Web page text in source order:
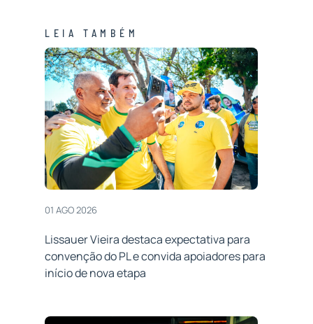
LEIA TAMBÉM
01 AGO 2026
Lissauer Vieira destaca expectativa para
convenção do PL e convida apoiadores para
início de nova etapa